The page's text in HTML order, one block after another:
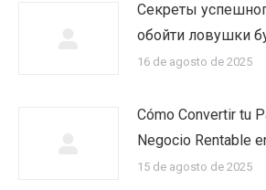
Секреты
обойти ловушки
16 de agosto de 2025
Cómo Convertir tu
Negocio Rentable
15 de agosto de 2025